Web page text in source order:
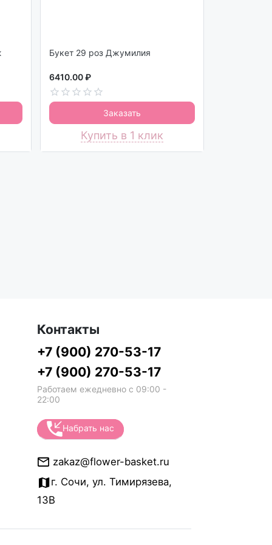
Букет 29 роз Джумилия
6410.00 ₽
Заказать
Купить в 1 клик
Контакты
+7 (900) 270-53-17
+7 (900) 270-53-17
Работаем ежедневно с 09:00 -
22:00
Набрать нас
zakaz@flower-basket.ru
г. Сочи, ул. Тимирязева,
13В